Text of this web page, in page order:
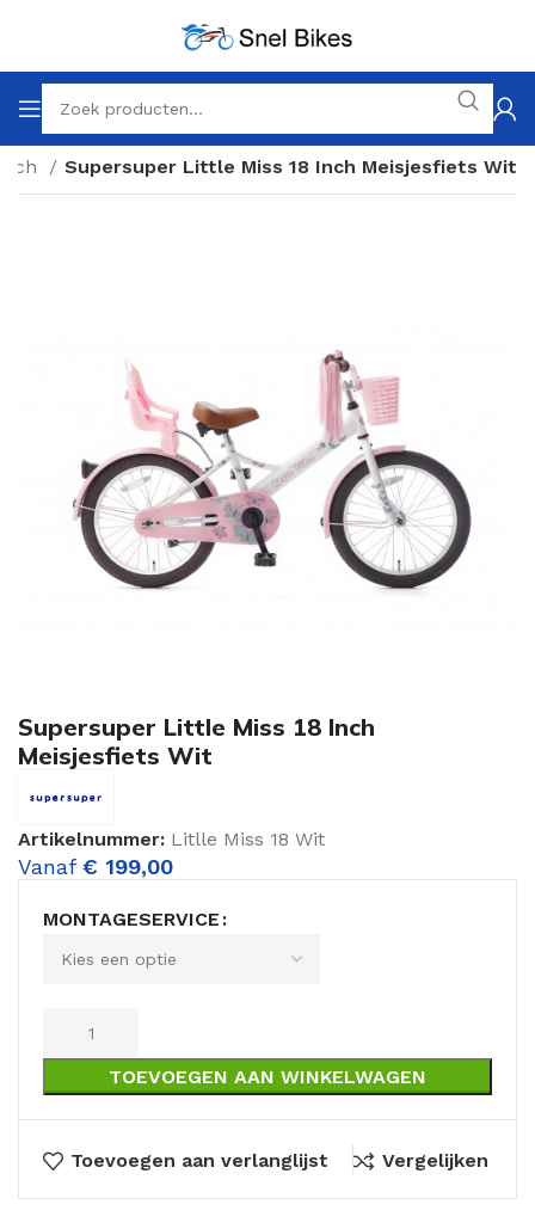
Supersuper Little Miss 18 Inch Meisjesfiets Wit
Supersuper Little Miss 18 Inch
Meisjesfiets Wit
Artikelnummer: Litlle Miss 18 Wit
Vanaf € 199,00
MONTAGESERVICE
TOEVOEGEN AAN WINKELWAGEN
Toevoegen aan verlanglijst Vergelijken